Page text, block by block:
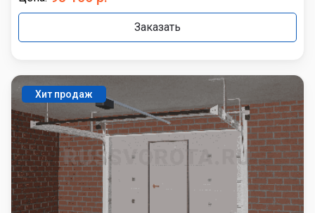
Заказать
Хит продаж